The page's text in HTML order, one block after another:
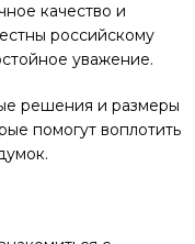
качество и
российскому
уважение.
решения и размеры
помогут воплотить